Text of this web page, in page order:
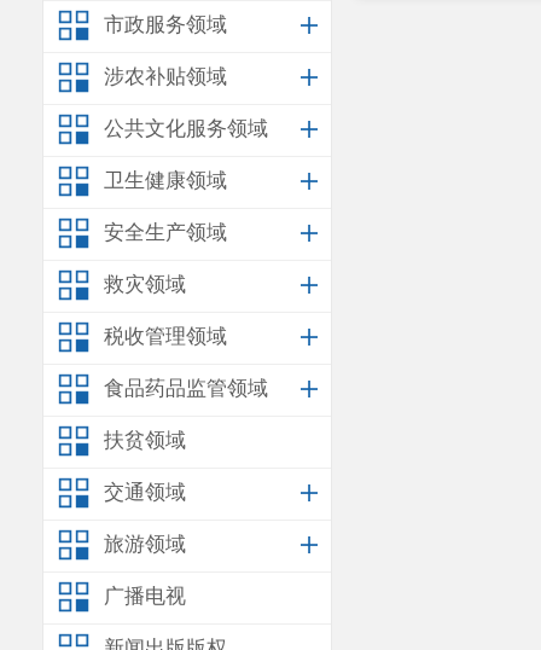
市政服务领域
涉农补贴领域
公共文化服务领域
卫生健康领域
安全生产领域
救灾领域
税收管理领域
食品药品监管领域
扶贫领域
交通领域
旅游领域
广播电视